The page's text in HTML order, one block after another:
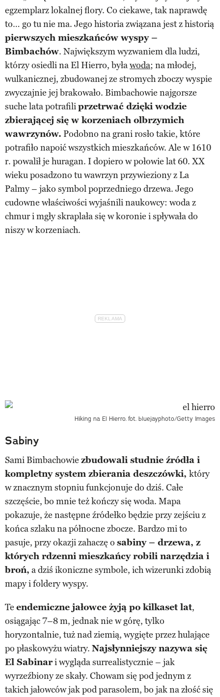
egzemplarz lokalnej flory. Co ciekawe, tak naprawdę
to… go tu nie ma. Jego historia związana jest z historią
pierwszych mieszkańców wyspy –
Bimbachów. Największym wyzwaniem dla ludzi,
którzy osiedli na El Hierro, byławoda; na młodej,
wulkanicznej, zbudowanej ze stromych zboczy wyspie
zwyczajnie jej brakowało. Bimbachowie najgorsze
suche lata potrafiliprzetrwać dzięki wodzie
zbierającej się w korzeniach olbrzymich
wawrzynów. Podobno na grani rosło takie, które
potrafiło napoić wszystkich mieszkańców. Ale w 1610
r. powalił je huragan. I dopiero w połowie lat 60. XX
wieku posadzono tu wawrzyn przywieziony z La
Palmy – jako symbol poprzedniego drzewa. Jego
cudowne właściwości wyjaśnili naukowcy: woda z
chmur i mgły skraplała się w koronie i spływała do
niszy w korzeniach.
Hiking na El Hierro. fot. bluejayphoto/Getty Images
Sabiny
Sami Bimbachowie zbudowali studnie źródła i
kompletny system zbierania deszczówki, który
w znacznym stopniu funkcjonuje do dziś. Całe
szczęście, bo mnie też kończy się woda. Mapa
pokazuje, że następne źródełko będzie przy zejściu z
końca szlaku na północne zbocze. Bardzo mi to
pasuje, przy okazji zahaczę o sabiny – drzewa, z
których rdzenni mieszkańcy robili narzędzia i
broń, a dziś ikoniczne symbole, ich wizerunki zdobią
mapy i foldery wyspy.
Te endemiczne jałowce żyją po kilkaset lat,
osiągając 7–8 m, jednak nie w górę, tylko
horyzontalnie, tuż nad ziemią, wygięte przez hulające
po płaskowyżu wiatry. Najsłynniejszy nazywa się
El Sabinari wygląda surrealistycznie – jak
wyrzeźbiony ze skały. Chowam się pod jednym z
takich jałowców jak pod parasolem, bo jak na złość się